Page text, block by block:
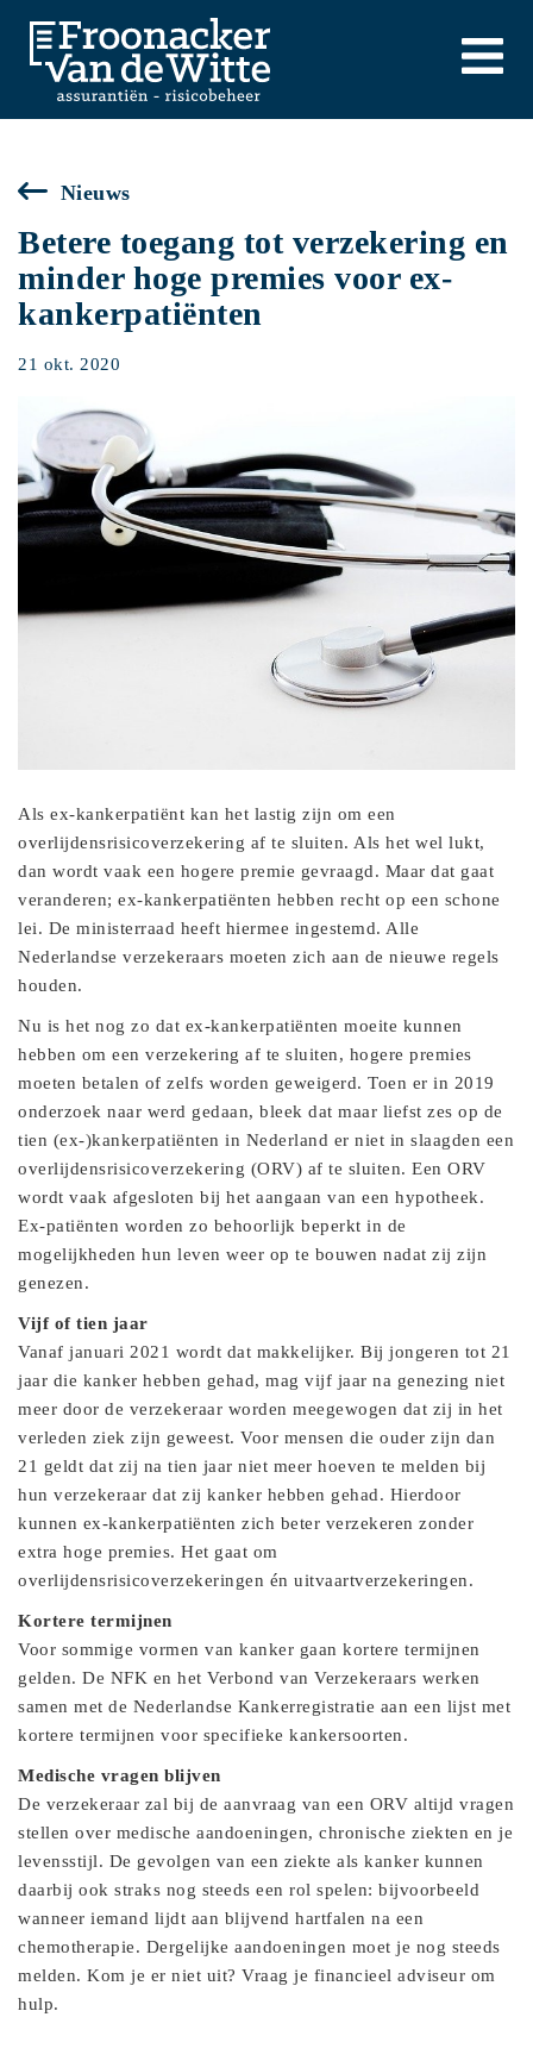
Nieuws
Betere toegang tot verzekering en
minder hoge premies voor ex-
kankerpatiënten
21 okt. 2020
Als ex-kankerpatiënt kan het lastig zijn om een
overlijdensrisicoverzekering af te sluiten. Als het wel lukt,
dan wordt vaak een hogere premie gevraagd. Maar dat gaat
veranderen; ex-kankerpatiënten hebben recht op een schone
lei. De ministerraad heeft hiermee ingestemd. Alle
Nederlandse verzekeraars moeten zich aan de nieuwe regels
houden.
Nu is het nog zo dat ex-kankerpatiënten moeite kunnen
hebben om een verzekering af te sluiten, hogere premies
moeten betalen of zelfs worden geweigerd. Toen er in 2019
onderzoek naar werd gedaan, bleek dat maar liefst zes op de
tien (ex-)kankerpatiënten in Nederland er niet in slaagden een
overlijdensrisicoverzekering (ORV) af te sluiten. Een ORV
wordt vaak afgesloten bij het aangaan van een hypotheek.
Ex-patiënten worden zo behoorlijk beperkt in de
mogelijkheden hun leven weer op te bouwen nadat zij zijn
genezen.
Vijf of tien jaar
Vanaf januari 2021 wordt dat makkelijker. Bij jongeren tot 21
jaar die kanker hebben gehad, mag vijf jaar na genezing niet
meer door de verzekeraar worden meegewogen dat zij in het
verleden ziek zijn geweest. Voor mensen die ouder zijn dan
21 geldt dat zij na tien jaar niet meer hoeven te melden bij
hun verzekeraar dat zij kanker hebben gehad. Hierdoor
kunnen ex-kankerpatiënten zich beter verzekeren zonder
extra hoge premies. Het gaat om
overlijdensrisicoverzekeringen én uitvaartverzekeringen.
Kortere termijnen
Voor sommige vormen van kanker gaan kortere termijnen
gelden. De NFK en het Verbond van Verzekeraars werken
samen met de Nederlandse Kankerregistratie aan een lijst met
kortere termijnen voor specifieke kankersoorten.
Medische vragen blijven
De verzekeraar zal bij de aanvraag van een ORV altijd vragen
stellen over medische aandoeningen, chronische ziekten en je
levensstijl. De gevolgen van een ziekte als kanker kunnen
daarbij ook straks nog steeds een rol spelen: bijvoorbeeld
wanneer iemand lijdt aan blijvend hartfalen na een
chemotherapie. Dergelijke aandoeningen moet je nog steeds
melden. Kom je er niet uit? Vraag je financieel adviseur om
hulp.